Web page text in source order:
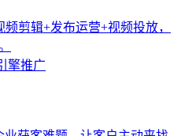
剪辑+发布运营+视频投放，